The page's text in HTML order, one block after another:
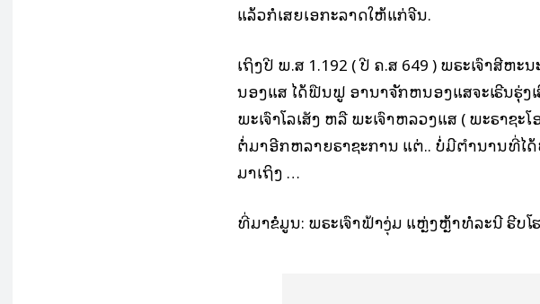
ແລ້ວກໍເສຍເອກະລາດໃຫ້ແກ່ຈີນ.
ເຖິງປີ ພ.ສ 1.192 ( ປີ ຄ.ສ 649 ) ພຣະເຈົ້າສີຫ
ນອງແສ ໄດ້ຟື້ນຟູ ອານາຈັກຫນອງແສຈະເຣີນຮຸ່ງ
ພະເຈົ້າໂລເສັງ ຫລື ພະເຈົ້າຫລວງແສ ( ພະຣາຊ
ຕໍ່ມາອີກຫລາຍຣາຊະການ ແຕ່.. ບໍ່ມີຕໍານານທີ່ໄດ້
ມາເຖິງ …
ທີ່​ມາ​ຂໍ້​ມູນ: ພ​ຣະ​ເຈົ້າ​ຟ້າ​ງຸ່ມ ແຫຼ່ງ​ຫຼ້າ​ທໍ​ລະ​ນີ ຮີບ​ໂ